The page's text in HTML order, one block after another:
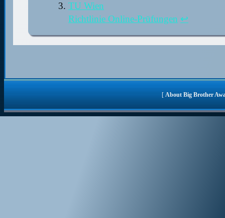
TU Wien
Richtlinie Online-Prüfungen ↩︎
[ About Big Brother